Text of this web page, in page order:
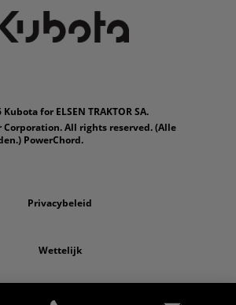
for ELSEN TRAKTOR SA.
Corporation. All rights reserved. (Alle
PowerChord.
Privacybeleid
Wettelijk